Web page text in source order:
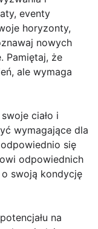
eventy
horyzonty,
nowych
Pamiętaj, że
ale wymaga
ciało i
wymagające dla
się
odpowiednich
swoją kondycję
na